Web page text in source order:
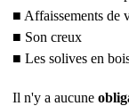
■ Affaissements de
■ Son creux
■ Les solives en
Il n'y a aucune